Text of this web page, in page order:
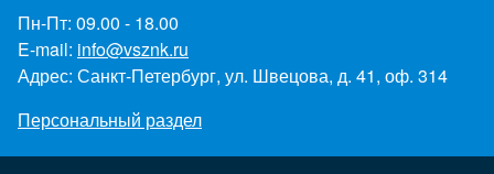
Пн-Пт: 09.00 - 18.00
E-mail: info@vsznk.ru
Адрес: Санкт-Петербург, ул. Швецова, д. 41, оф. 314
Персональный раздел